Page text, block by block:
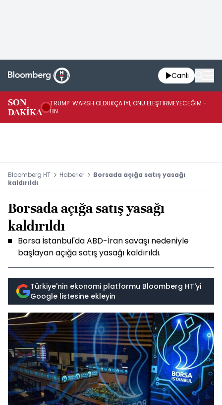
Canlı
SON
DAKİKA
TRUMP: WARSH OLDUKÇA İYİ, ONU ELEŞTİRMEYECEĞİM -
BN
Bloomberg HT Haberler
Borsada açığa satış yasağı
kaldırıldı
Borsada açığa satış yasağı
kaldırıldı
Borsa İstanbul'da ABD-İran savaşı nedeniyle
başlayan açığa satış yasağı kaldırıldı.
Türkiye'nin ekonomi platformu Bloomberg HT'yi
Google listesine ekleyin